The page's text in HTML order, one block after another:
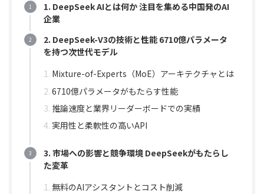
1. DeepSeek AIとは何か 注目を集める中国発のAI
企業
2. DeepSeek-V3の技術と性能 6710億パラメータ
を持つ次世代モデル
Mixture-of-Experts（MoE）アーキテクチャとは
6710億パラメータがもたらす性能
推論速度と業界リーダーボードでの実績
実用性と柔軟性の高いAPI
3. 市場への影響と競争環境 DeepSeekがもたらし
た変革
無料のAIアシスタントとコスト削減